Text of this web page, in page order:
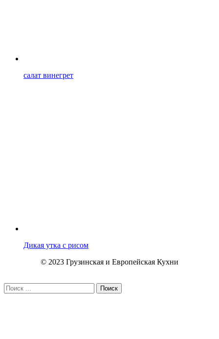
салат винегрет
Дикая утка с рисом
© 2023 Грузинская и Европейская Кухни